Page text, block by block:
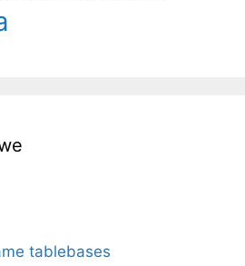
tablebases